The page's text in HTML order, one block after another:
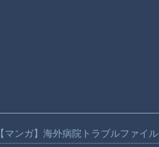
【マンガ】海外病院トラブルファイル